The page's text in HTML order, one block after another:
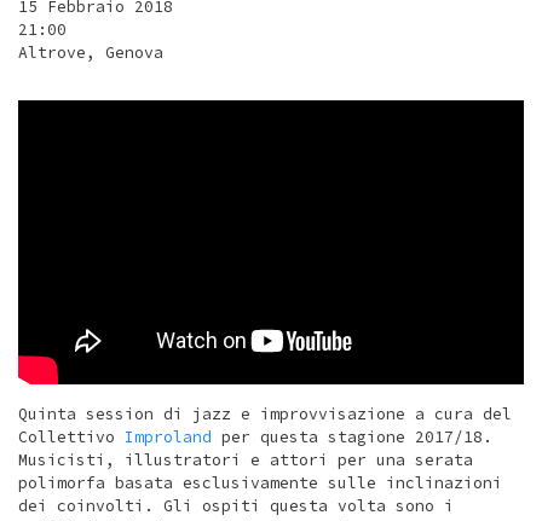
15 Febbraio 2018
21:00
Altrove, Genova
Quinta session di jazz e improvvisazione a cura del
Collettivo Improland per questa stagione 2017/18.
Musicisti, illustratori e attori per una serata
polimorfa basata esclusivamente sulle inclinazioni
dei coinvolti. Gli ospiti questa volta sono i